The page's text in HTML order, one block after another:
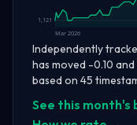
1,121
Mar 2026
Independently
has moved -0.10
based on 45
See this